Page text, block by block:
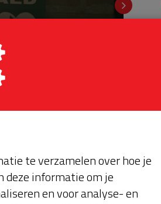
zodat onze AED
donatie. Om het
te verzamelen over hoe je
deze informatie om je
en voor analyse- en